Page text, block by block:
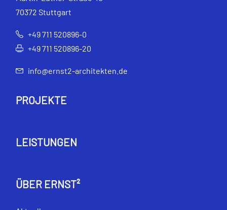
70372 Stuttgart
+49 711 520896-0
+49 711 520896-20
info@ernst2-architekten.de
PROJEKTE
LEISTUNGEN
ÜBER ERNST²